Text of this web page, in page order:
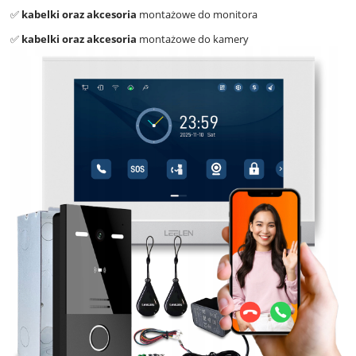
✅ kabelki oraz akcesoria montażowe do monitora
✅ kabelki oraz akcesoria montażowe do kamery